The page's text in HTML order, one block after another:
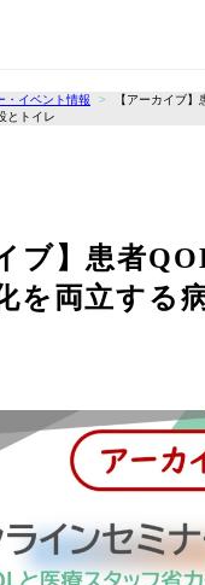
・イベント情報
【アーカイブ
とトイレ
ブ】患者
を両立する